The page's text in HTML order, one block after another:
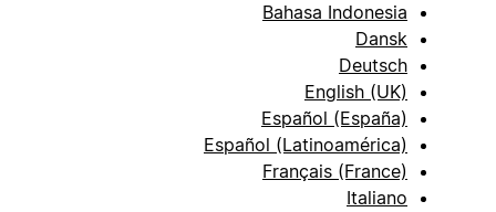
Bahasa Indonesia
Dansk
Deutsch
English (UK)
Español (España)
Español (Latinoamérica)
Français (France)
Italiano